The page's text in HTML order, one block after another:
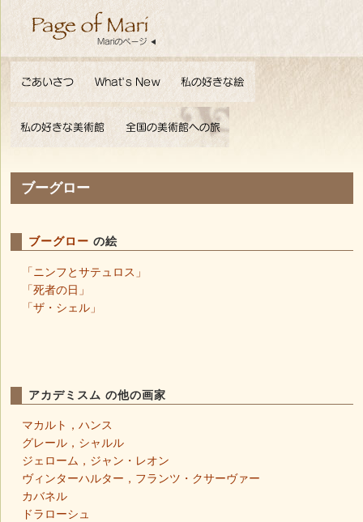
ブーグロー
ブーグロー の絵
「ニンフとサテュロス」
「死者の日」
「ザ・シェル」
アカデミスム の他の画家
マカルト，ハンス
グレール，シャルル
ジェローム，ジャン・レオン
ヴィンターハルター，フランツ・クサーヴァー
カバネル
ドラローシュ